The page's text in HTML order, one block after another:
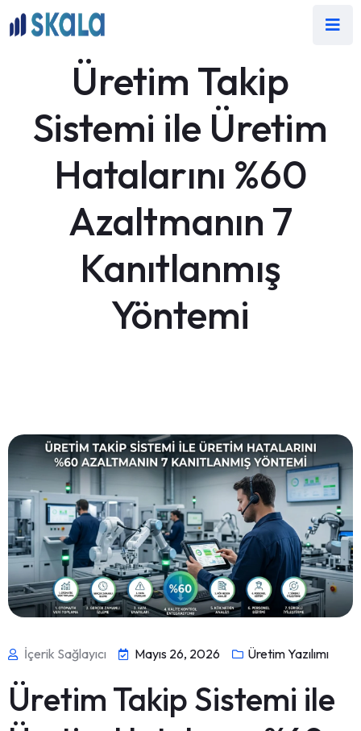
Üretim Takip
Sistemi ile Üretim
Hatalarını %60
Azaltmanın 7
Kanıtlanmış
Yöntemi
İçerik Sağlayıcı Mayıs 26, 2026 Üretim Yazılımı
Üretim Takip Sistemi ile